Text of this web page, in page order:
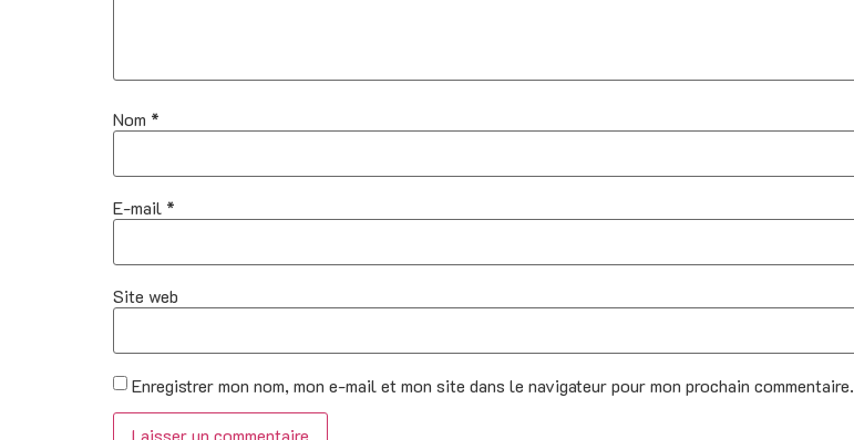
Nom *
E-mail *
Site web
Enregistrer mon nom, mon e-mail et mon site dans le navigateur pour mon prochain commentaire.